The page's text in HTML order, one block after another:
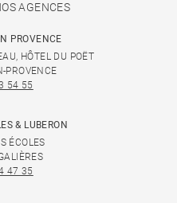
AGENCES
PROVENCE
HÔTEL DU POËT
PROVENCE
54 55
& LUBERON
ÉCOLES
47 35